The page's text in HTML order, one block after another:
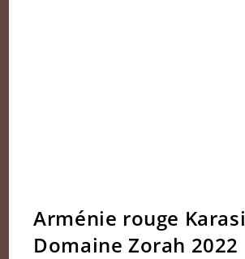
Arménie rouge Karasi
Domaine Zorah 2022